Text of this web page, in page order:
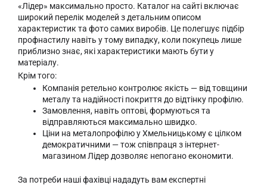
«Лідер» максимально просто. Каталог на сайті включає
широкий перелік моделей з детальним описом
характеристик та фото самих виробів. Це полегшує підбір
профнастилу навіть у тому випадку, коли покупець лише
приблизно знає, які характеристики мають бути у
матеріалу.
Крім того:
Компанія ретельно контролює якість — від товщини
металу та надійності покриття до відтінку профілю.
Замовлення, навіть оптові, формуються та
відправляються максимально швидко.
Ціни на металопрофілю у Хмельницькому є цілком
демократичними — тож співпраця з інтернет-
магазином Лідер дозволяє непогано економити.
За потреби наші фахівці нададуть вам експертні